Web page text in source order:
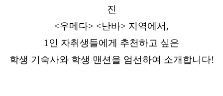
진
<우메다> <난바> 지역에서,
1인 자취생들에게 추천하고 싶은
학생 기숙사와 학생 맨션을 엄선하여 소개합니다!